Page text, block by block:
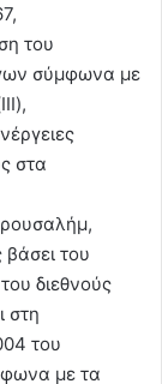
του
σύμφωνα με
στα
του
διεθνούς
στη
του
με τα